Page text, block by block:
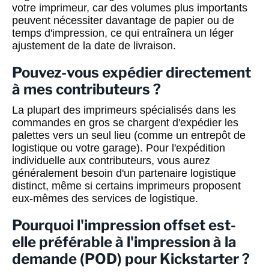
votre imprimeur, car des volumes plus importants
peuvent nécessiter davantage de papier ou de
temps d'impression, ce qui entraînera un léger
ajustement de la date de livraison.
Pouvez-vous expédier directement
à mes contributeurs ?
La plupart des imprimeurs spécialisés dans les
commandes en gros se chargent d'expédier les
palettes vers un seul lieu (comme un entrepôt de
logistique ou votre garage). Pour l'expédition
individuelle aux contributeurs, vous aurez
généralement besoin d'un partenaire logistique
distinct, même si certains imprimeurs proposent
eux-mêmes des services de logistique.
Pourquoi l'impression offset est-
elle préférable à l'impression à la
demande (POD) pour Kickstarter ?